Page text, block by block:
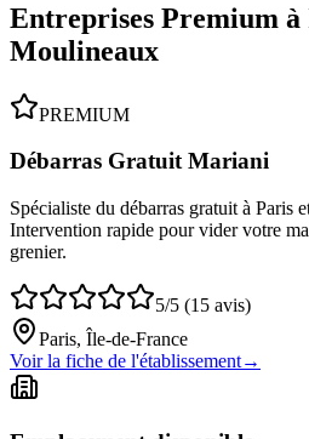
Entreprises Premium à
Moulineaux
PREMIUM
Débarras Gratuit Mariani
Spécialiste du débarras gratuit à Paris
Intervention rapide pour vider votre
grenier.
5/5 (15 avis)
Paris, Île-de-France
Voir la fiche de l'établissement→